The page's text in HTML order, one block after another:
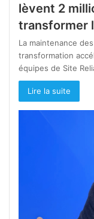
lèvent 2
transformer
La maintenance
transformation
équipes de Site
Lire la suite